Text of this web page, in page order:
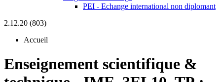
PEI - Echange international non diplomant
2.12.20 (803)
Accueil
Enseignement scientifique &